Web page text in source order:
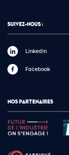
SUIVEZ-NOUS :
Linkedin
Facebook
NOS PARTENAIRES